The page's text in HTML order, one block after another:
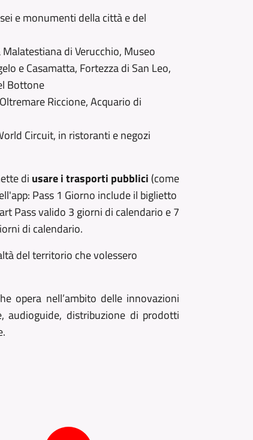
e monumenti della città e del
di Verucchio, Museo
e Casamatta, Fortezza di San Leo,
Bottone
Riccione, Acquario di
Circuit, in ristoranti e negozi
di usare i trasporti pubblici (come
Pass 1 Giorno include il biglietto
Pass valido 3 giorni di calendario e 7
di calendario.
del territorio che volessero
opera nell’ambito delle innovazioni
distribuzione di prodotti